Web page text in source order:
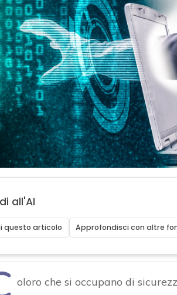
all'AI
questo articolo Approfondisci con altre
oloro che si occupano di